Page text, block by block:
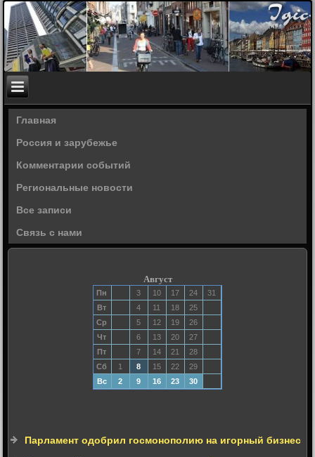
Главная
Россия и зарубежье
Комментарии событий
Региональные новости
Все записи
Связь с нами
Август
Пн 3 10 17 24
31
Вт
4 11 18
25
Ср
5 12 19
26
Чт
6 13 20
27
Пт
7 14 21
28
Сб
1 8 15 22
29
Вс
2 9 16 23 30
Парламент одобрил госмонополию на игорный бизнес